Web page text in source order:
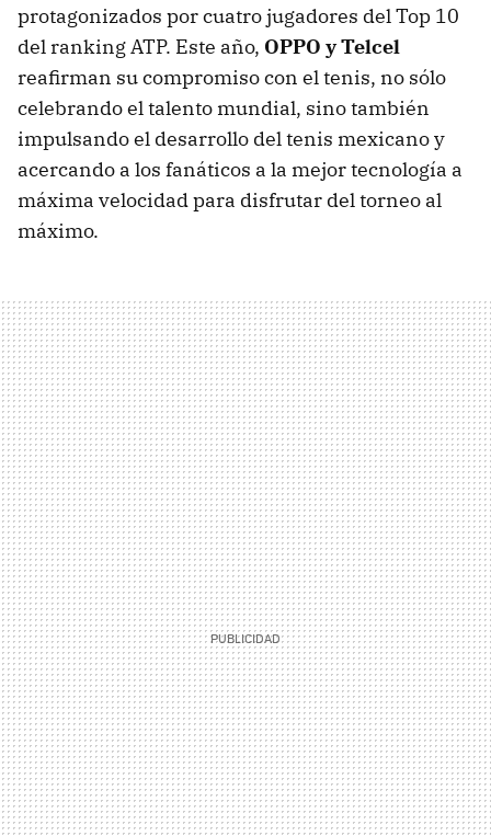
protagonizados por cuatro jugadores del Top 10
del ranking ATP. Este año, OPPO y Telcel
reafirman su compromiso con el tenis, no sólo
celebrando el talento mundial, sino también
impulsando el desarrollo del tenis mexicano y
acercando a los fanáticos a la mejor tecnología a
máxima velocidad para disfrutar del torneo al
máximo.